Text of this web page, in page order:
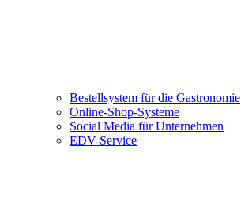
Bestellsystem für die Gastronomie
Online-Shop-Systeme
Social Media für Unternehmen
EDV-Service